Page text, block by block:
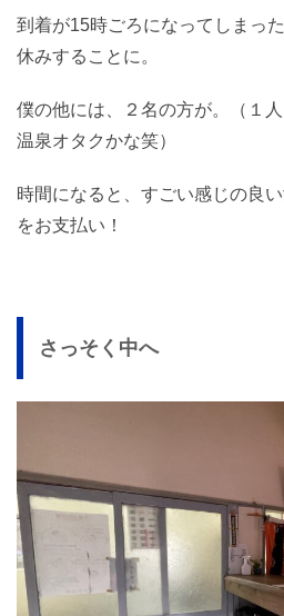
到着が15時ごろになってしまっ
休みすることに。
僕の他には、２名の方が。（１
温泉オタクかな笑）
時間になると、すごい感じの良
をお支払い！
さっそく中へ